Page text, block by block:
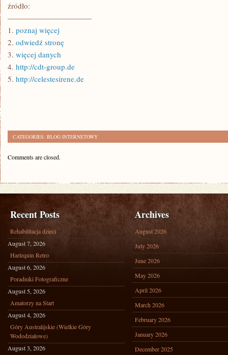
źródło:
———————————
1. poznaj więcej
2. odwiedź stronę
3. więcej danych
4. http://cdt-group.de
5. http://celestesirene.de
CATEGORIES: BLOG INTERNETOWY
Comments are closed.
Recent Posts
Rehabilitacja dzieci
August 7, 2026
Harlequin Retro
August 6, 2026
Poradniki Fotograficzne
August 5, 2026
Amatorzy na Start
August 4, 2026
Góry Australijskie (Wielkie Góry
Wododziałowe)
August 3, 2026
Archives
August 2026
July 2026
June 2026
May 2026
April 2026
March 2026
February 2026
January 2026
December 2025